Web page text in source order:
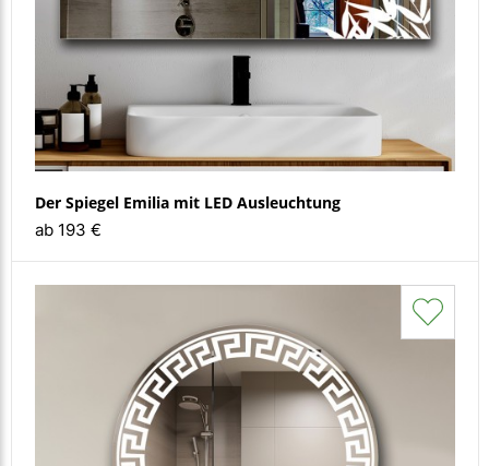
Der Spiegel Emilia mit LED Ausleuchtung
ab 193 €